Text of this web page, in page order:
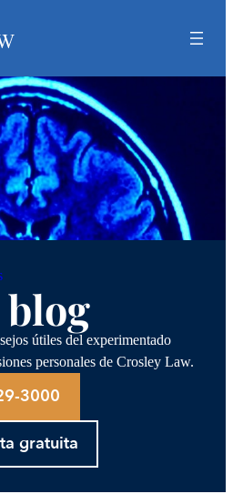
útiles del experimentado
personales de Crosley Law.
3000
gratuita